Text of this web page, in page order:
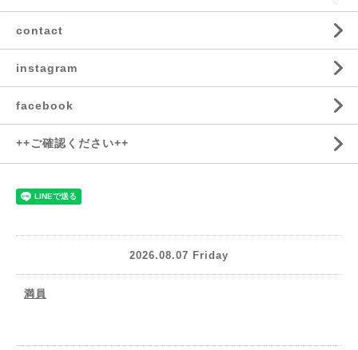
contact
instagram
facebook
++ご確認ください++
2026.08.07 Friday
満員